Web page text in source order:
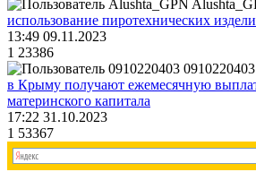
использование пиротехнических
13:49 09.11.2023
1 23386
0910220403
в Крыму получают ежемесячную
материнского капитала
17:22 31.10.2023
1 53367